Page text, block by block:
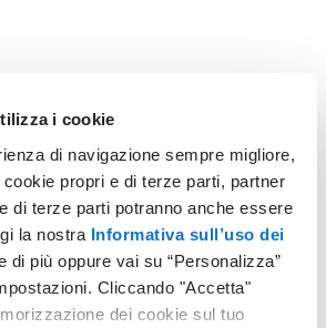
i cookie
di navigazione sempre migliore,
propri e di terze parti, partner
di terze parti potranno anche essere
la nostra Informativa sull’uso dei
di più oppure vai su “Personalizza”
Cliccando "Accetta"
dei cookie sul tuo
Migrazione Sito Web senza
perdere posizionamento:
Redirect 301, URL e
Checklist SEO
Cambiare dominio, CMS, struttura
degli URL o passare a HTTPS sono i
momenti in cui un sito rischia di
perdere visibilità sui motori di
ricerca.
INTELLIGENZA ARTIFICIALE
Non è più "quale modello